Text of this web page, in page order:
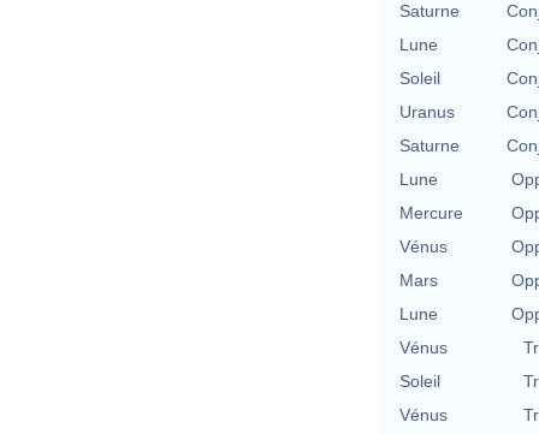
Saturne
Lune
Soleil
Uranus
Saturne
Lune
Mercure
Vénus
Mars
Lune
Vénus
Soleil
Vénus